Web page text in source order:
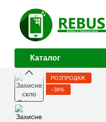
Перейти до основного контенту
Каталог
РОЗПРОДАЖ
−38%